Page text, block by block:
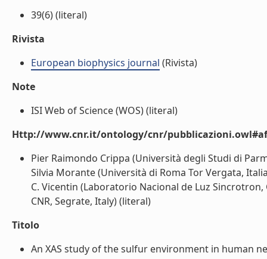
39(6) (literal)
Rivista
European biophysics journal (Rivista)
Note
ISI Web of Science (WOS) (literal)
Http://www.cnr.it/ontology/cnr/
Pier Raimondo Crippa (Università degli Studi di
Silvia Morante (Università di Roma Tor Vergata,
C. Vicentin (Laboratorio Nacional de Luz
CNR, Segrate, Italy) (literal)
Titolo
An XAS study of the sulfur environment in human